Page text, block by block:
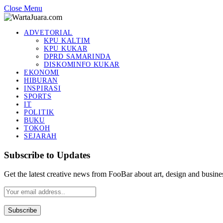
Close Menu
ADVETORIAL
KPU KALTIM
KPU KUKAR
DPRD SAMARINDA
DISKOMINFO KUKAR
EKONOMI
HIBURAN
INSPIRASI
SPORTS
IT
POLITIK
BUKU
TOKOH
SEJARAH
Subscribe to Updates
Get the latest creative news from FooBar about art, design and